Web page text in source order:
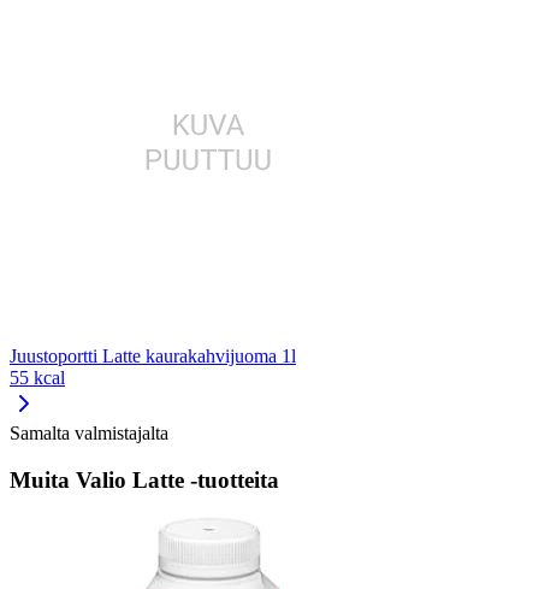
Juustoportti Latte kaurakahvijuoma 1l
55 kcal
Samalta valmistajalta
Muita Valio Latte -tuotteita